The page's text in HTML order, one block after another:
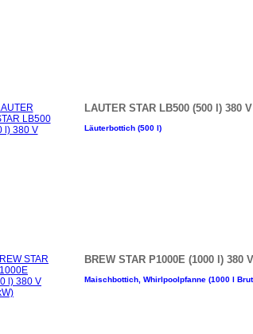
LAUTER STAR LB500 (500 l) 380 V
Läuterbottich (500 l)
BREW STAR P1000E (1000 l) 380
Maischbottich, Whirlpoolpfanne (1000 l